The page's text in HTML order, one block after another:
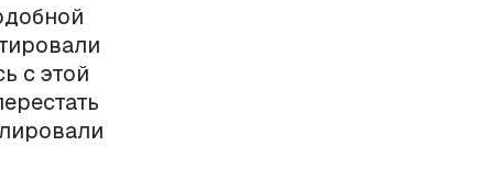
с этой